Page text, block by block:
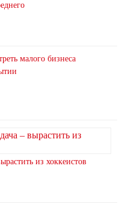
малого бизнеса
из хоккеистов